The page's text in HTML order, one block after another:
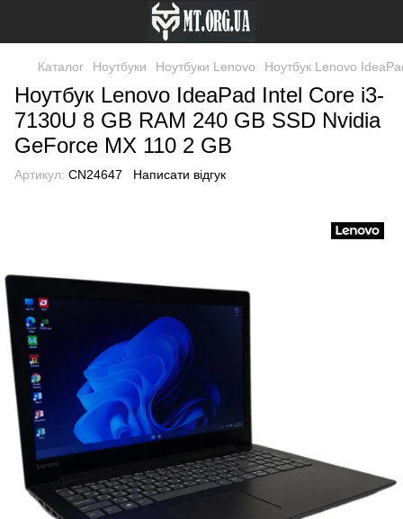
Каталог Ноутбуки Ноутбуки Lenovo Ноутбук Lenovo
Ноутбук Lenovo IdeaPad Intel Core i3-
7130U 8 GB RAM 240 GB SSD Nvidia
GeForce MX 110 2 GB
Артикул: CN24647 Написати відгук